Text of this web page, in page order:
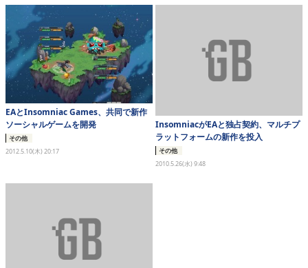
EAとInsomniac Games、共同で新作
ソーシャルゲームを開発
その他
2012.5.10(木) 20:17
InsomniacがEAと独占契約、マルチプ
ラットフォームの新作を投入
その他
2010.5.26(水) 9:48